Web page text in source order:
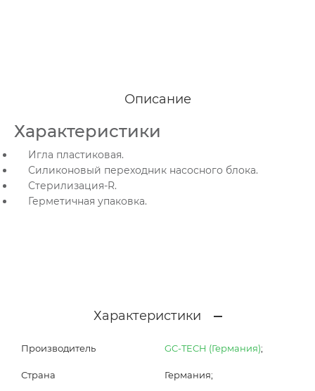
Описание
Характеристики
Игла пластиковая.
Силиконовый переходник насосного блока.
Стерилизация-R.
Герметичная упаковка.
Характеристики
Производитель GC-TECH (Германия);
Страна Германия;